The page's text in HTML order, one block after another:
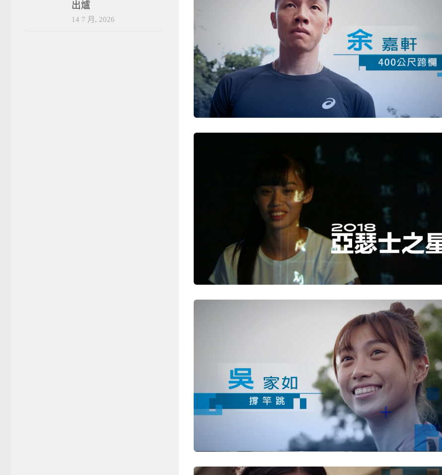
出爐
14 7 月, 2026